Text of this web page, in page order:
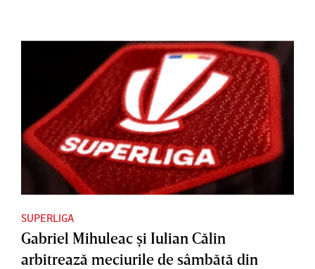
SUPERLIGA
Gabriel Mihuleac şi Iulian Călin
arbitrează meciurile de sâmbătă din